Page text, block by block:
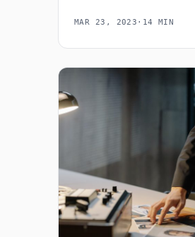
MAR 23, 2023 · 14 MIN